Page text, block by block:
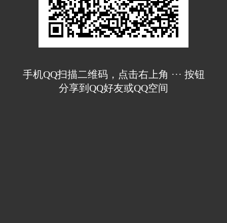
手机QQ扫描二维码，点击右上角 ··· 按钮
分享到QQ好友或QQ空间